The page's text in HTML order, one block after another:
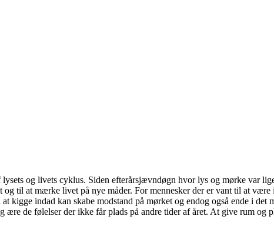
og livets cyklus. Siden efterårsjævndøgn hvor lys og mørke var
og til at mærke livet på nye måder. For mennesker der er vant til at
kigge indad kan skabe modstand på mørket og endog også ende i det
ære de følelser der ikke får plads på andre tider af året. At give rum